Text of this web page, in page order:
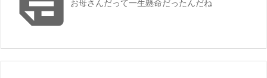
お母さんだって一生懸命だったんだね